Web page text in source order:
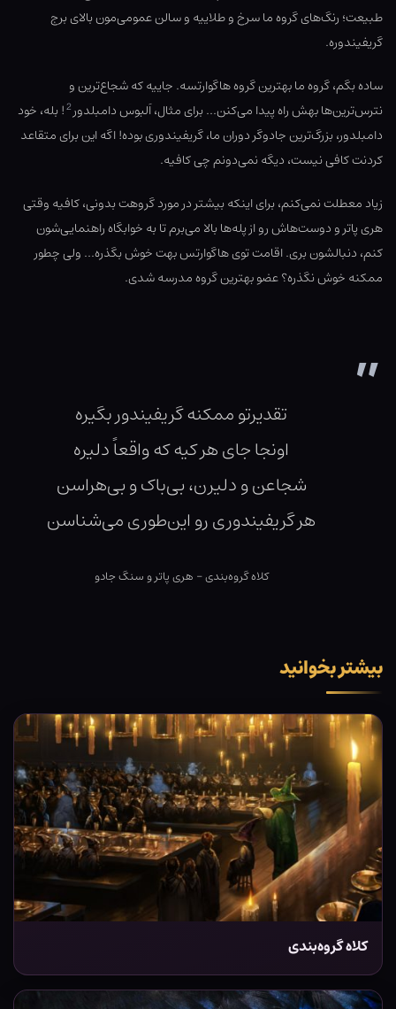
طبیعت؛ رنگ‌های گروه ما سرخ و طلاییه و سالن عمومی‌مون بالای برج
گریفیندوره.
ساده بگم، گروه ما بهترین گروه هاگوارتسه. جاییه که شجاع‌ترین و
نترس‌ترین‌ها بهش راه پیدا می‌کنن… برای مثال، اَلبوس دامبلدور2! بله، خود
دامبلدور، بزرگ‌ترین جادوگر دوران ما، گریفیندوری بوده! اگه این برای متقاعد
کردنت کافی نیست، دیگه نمی‌دونم چی کافیه.
زیاد معطلت نمی‌کنم، برای اینکه بیشتر در مورد گروهت بدونی، کافیه وقتی
هری پاتر و دوست‌هاش رو از پله‌ها بالا می‌برم تا به خوابگاه راهنمایی‌شون
کنم، دنبالشون بری. اقامت توی هاگوارتس بهت خوش بگذره… ولی چطور
ممکنه خوش نگذره؟ عضو بهترین گروه مدرسه شدی.
تقدیرتو ممکنه گریفیندور بگیره
اونجا جای هر کیه که واقعاً دلیره
شجاعن و دلیرن، بی‌باک و بی‌هراسن
هر گریفیندوری رو این‌طوری می‌شناسن
کلاه گروه‌بندی – هری پاتر و سنگ جادو
بیشتر بخوانید
کلاه گروه‌بندی